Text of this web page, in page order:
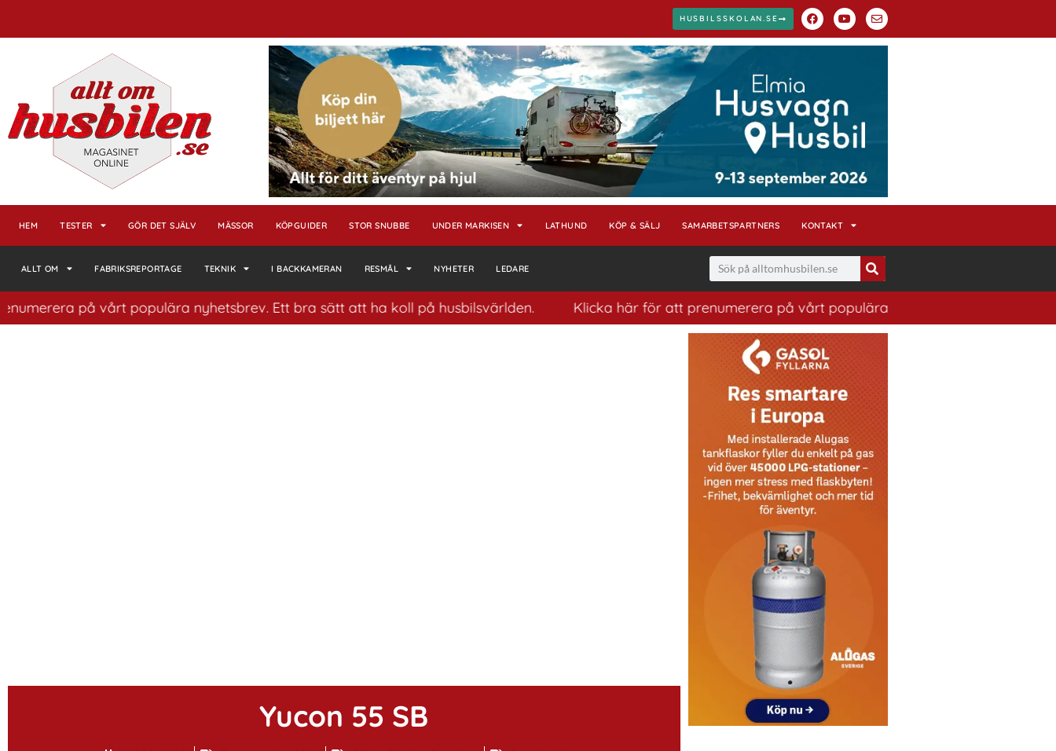
HUSBILSSKOLAN.SE
HEM TESTER GÖR DET SJÄLV MÄSSOR KÖPGUIDER STOR SNUBBE UNDER MARKISEN LATHUND KÖP & SÄLJ SAMARBETSPARTNERS KONTAKT
ALLT OM FABRIKSREPORTAGE TEKNIK I BACKKAMERAN RESMÅL NYHETER LEDARE
på vårt populära nyhetsbrev. Ett bra sätt att ha koll på husbilsvärlden. Klicka här för att prenumerera på vårt populära nyhetsbrev. Ett bra sätt att ha
Yucon 55 SB